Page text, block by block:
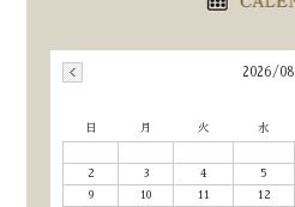
2026/08
日 月 火 水
2
3 4 5
9
10 11 12